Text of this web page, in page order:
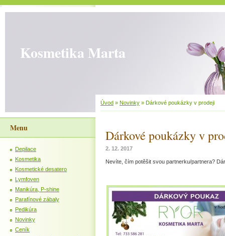
Kosmetika Marta
Úvod » Novinky » Dárkové poukázky v prodeji
Dárkové poukázky v
2. 12. 2017
Nevíte, čím potěšit svou partnerku/partnera?
Menu
Depilace
Kosmetika
Kosmetické desatero
Lymfoven
Manikúra, P-shine
Parafínové zábaly
Pedikúra
Novinky
Ceník